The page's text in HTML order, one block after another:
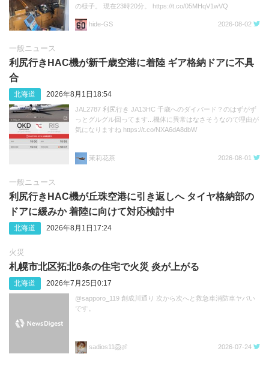
の様子。 現在23時20分。 https://t.co/05MHqV1wVQ
hide‐GS 2026-08-02
一般ニュース
利尻行きHAC機が新千歳空港に着陸 ギア格納ドアに不具
合
北海道 2026年8月1日18:54
JAL2787 利尻行き JA13HC 千歳へのダイバード？のはずがず
っとグルグル回ってます...機体に異常はなさそうなので理由が
気になりますね https://t.co/NXA6dA8dbW
茉莉花茶 2026-08-01
一般ニュース
利尻行きHAC機が丘珠空港に引き返しへ タイヤ格納部の
ドアに緩みか 着陸に向けて対応検討中
北海道 2026年8月1日17:24
火災
札幌市北区拓北6条の住宅で火災 炎が上がる
北海道 2026年7月25日0:17
@sapporo_119 創成川通り 次から次へと救急車消防車ヤバい
です。
sadios11🦁🍖 2026-07-24